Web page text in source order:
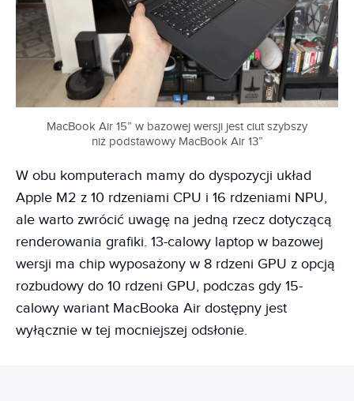
MacBook Air 15” w bazowej wersji jest ciut szybszy
niż podstawowy MacBook Air 13”
W obu komputerach mamy do dyspozycji układ
Apple M2 z 10 rdzeniami CPU i 16 rdzeniami NPU,
ale warto zwrócić uwagę na jedną rzecz dotyczącą
renderowania grafiki. 13-calowy laptop w bazowej
wersji ma chip wyposażony w 8 rdzeni GPU z opcją
rozbudowy do 10 rdzeni GPU, podczas gdy 15-
calowy wariant MacBooka Air dostępny jest
wyłącznie w tej mocniejszej odsłonie.